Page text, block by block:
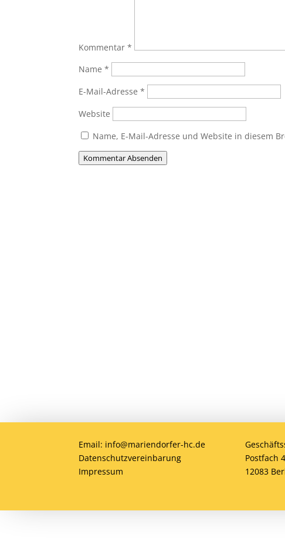
Kommentar*
Name*
E-Mail-Adresse*
Website
Name, E-Mail-Adresse und Website in diesem
Kommentar Absenden
Email: info@mariendorfer-hc.de
Datenschutzvereinbarung
Impressum
Postfach
12083